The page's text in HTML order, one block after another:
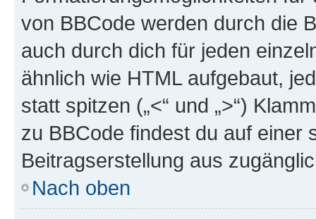
von BBCode werden durch die
auch durch dich für jeden
ähnlich wie HTML aufgebaut,
statt spitzen („<“ und „>“)
zu BBCode findest du auf einer
Beitragserstellung aus
Nach oben